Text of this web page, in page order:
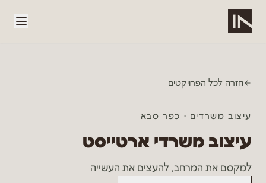
חזרה לכל הפרויקטים
עיצוב משרדים · כפר סבא
עיצוב משרדי ארטייסט
למקסם את המרחב, להעצים את העשייה